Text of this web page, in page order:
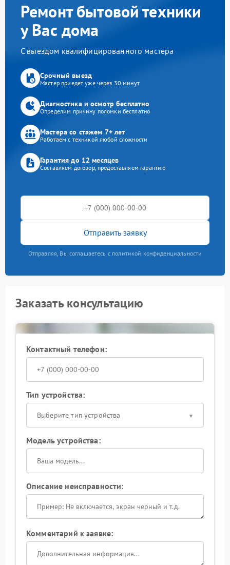
Ремонт бытовой техники
у Вас дома
С выездом квалифицированного мастера
Срочный выезд
Мастер приедет уже через 30 минут
Диагностика и осмотр бесплатно
Определим причину поломки бесплатно
Мастера со стажем 7+ лет
Работаем с техникой любой сложности
Гарантия до 12 месяцев
Составляем договор, предоставляем гарантию
Отправить заявку
Отправляя, Вы соглашаетесь с политикой конфиденциальности
Заказать консультацию
Контактный телефон:
Тип устройства:
Выберите тип устройства
Модель устройства:
Описание неисправности:
Комментарий к заявке: